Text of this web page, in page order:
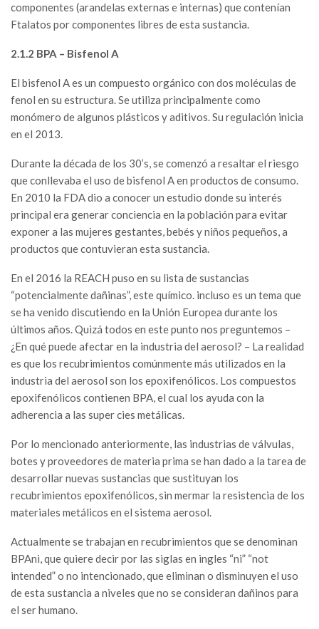
componentes (arandelas externas e internas) que contenían
Ftalatos por componentes libres de esta sustancia.
2.1.2 BPA – Bisfenol A
El bisfenol A es un compuesto orgánico con dos moléculas de
fenol en su estructura. Se utiliza principalmente como
monómero de algunos plásticos y aditivos. Su regulación inicia
en el 2013.
Durante la década de los 30’s, se comenzó a resaltar el riesgo
que conllevaba el uso de bisfenol A en productos de consumo.
En 2010 la FDA dio a conocer un estudio donde su interés
principal era generar conciencia en la población para evitar
exponer a las mujeres gestantes, bebés y niños pequeños, a
productos que contuvieran esta sustancia.
En el 2016 la REACH puso en su lista de sustancias
“potencialmente dañinas”, este químico. incluso es un tema que
se ha venido discutiendo en la Unión Europea durante los
últimos años. Quizá todos en este punto nos preguntemos –
¿En qué puede afectar en la industria del aerosol? – La realidad
es que los recubrimientos comúnmente más utilizados en la
industria del aerosol son los epoxifenólicos. Los compuestos
epoxifenólicos contienen BPA, el cual los ayuda con la
adherencia a las super cies metálicas.
Por lo mencionado anteriormente, las industrias de válvulas,
botes y proveedores de materia prima se han dado a la tarea de
desarrollar nuevas sustancias que sustituyan los
recubrimientos epoxifenólicos, sin mermar la resistencia de los
materiales metálicos en el sistema aerosol.
Actualmente se trabajan en recubrimientos que se denominan
BPAni, que quiere decir por las siglas en ingles “ni” “not
intended” o no intencionado, que eliminan o disminuyen el uso
de esta sustancia a niveles que no se consideran dañinos para
el ser humano.